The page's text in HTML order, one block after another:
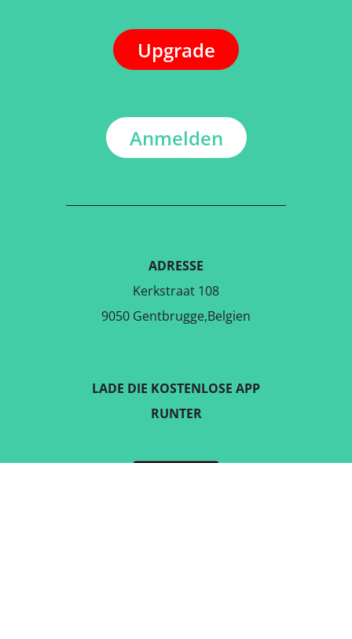
Upgrade
Anmelden
ADRESSE
Kerkstraat 108
9050 Gentbrugge,Belgien
LADE DIE KOSTENLOSE APP
RUNTER